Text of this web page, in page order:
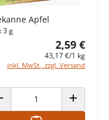
Apfel
3 g
2,59 €
43,17 €/1 kg
inkl. MwSt., zzgl. Versand
VERRINGERN ANZAHL